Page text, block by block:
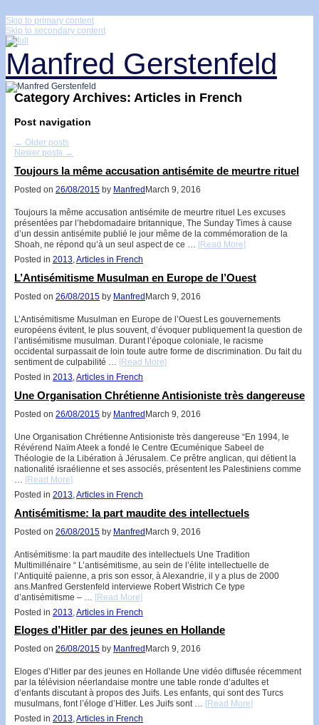
Skip to primary content
Skip to secondary content
Manfred Gerstenfeld
Category Archives: Articles in French
Post navigation
← Older posts
Newer posts →
Toujours la même accusation antisémite de meurtre rituel
Posted on 26/08/2015 by ManfredMarch 9, 2016
Toujours la même accusation antisémite de meurtre rituel Les excuses
présentées par l’hebdomadaire britannique, The Sunday Times à cause
d’un dessin antisémite publié le jour même de la commémoration de la
Shoah, ne répond qu’à un seul aspect de ce … [Read More]
Posted in 2013,Articles in French
L’Antisémitisme Musulman en Europe de l’Ouest
Posted on 26/08/2015 by ManfredMarch 9, 2016
L’Antisémitisme Musulman en Europe de l’Ouest Les gouvernements
européens évitent, le plus souvent, d’évoquer publiquement la question de
l’antisémitisme musulman. Durant l’époque coloniale, le racisme
occidental surpassait de loin toute autre forme de discrimination. Du fait du
sentiment de culpabilité … [Read More]
Posted in 2013 Articles in French
Une Organisation Chrétienne Antisioniste très dangereuse
Posted on 26/08/2015 by ManfredMarch 9, 2016
Une Organisation Chrétienne Antisioniste très dangereuse “En 1994, le
Révérend Naïm Ateek a fondé le Centre Œcuménique Sabeel de
Théologie de la Libération à Jérusalem. Ce prêtre anglican, qui détient la
nationalité israélienne et ses associés, présentent les Palestiniens comme
[Read More]
Posted in 2013 Articles in French
Antisémitisme: la part maudite des intellectuels
Posted on 26/08/2015 by ManfredMarch 9, 2016
Antisémitisme: la part maudite des intellectuels Une Tradition
Multimillénaire “ L’antisémitisme, au sein de l’élite intellectuelle de
l’Antiquité païenne, a pris son essor, à Alexandrie, il y a plus de 2000
ans.Manfred Gerstenfeld interviewe Robert Wistrich Ce type
d’antisémitisme – … [Read More]
Posted in 2013 Articles in French
Eloges d’Hitler par des jeunes en Hollande
Posted on 26/08/2015 by Manfred March 9, 2016
Eloges d’Hitler par des jeunes en Hollande Une vidéo diffusée récemment
par la télévision néerlandaise montre une table ronde d’adultes et
d’enfants discutant à propos des Juifs. Les enfants, qui sont des Turcs
musulmans, font l’éloge d’Hitler. Les Juifs sont … [Read More]
Posted in 2013,Articles in French